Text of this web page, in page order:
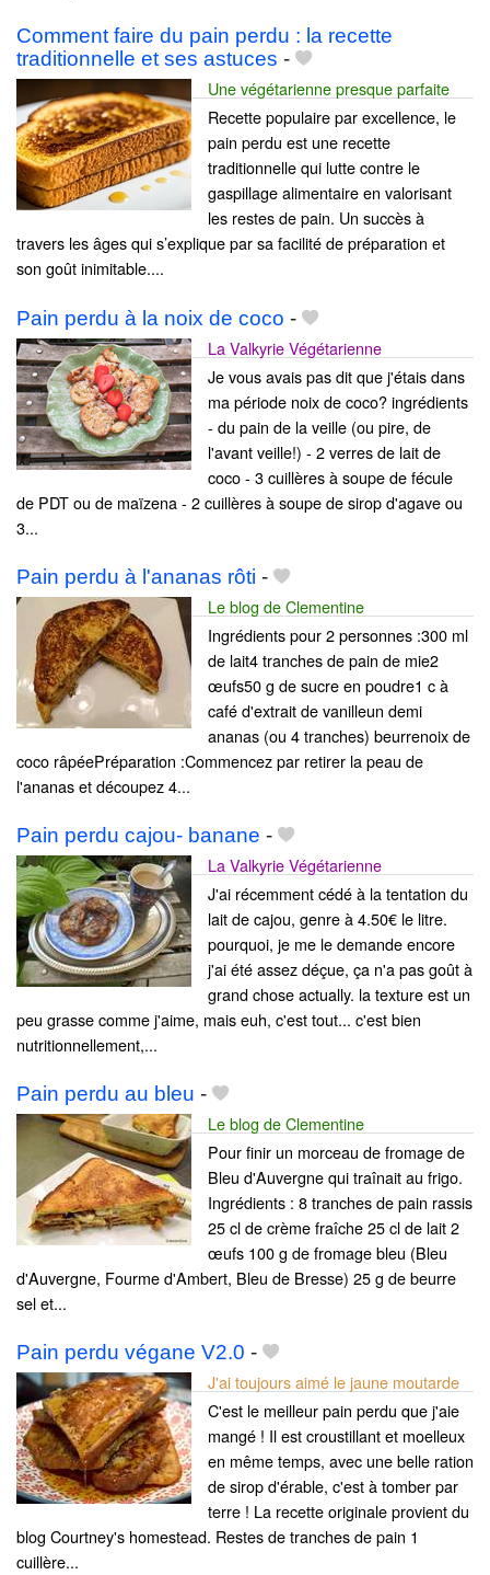
Comment faire du pain perdu : la recette
traditionnelle et ses astuces -
Une végétarienne presque parfaite
Recette populaire par excellence, le
pain perdu est une recette
traditionnelle qui lutte contre le
gaspillage alimentaire en valorisant
les restes de pain. Un succès à
travers les âges qui s’explique par sa facilité de préparation et
son goût inimitable....
Pain perdu à la noix de coco -
La Valkyrie Végétarienne
Je vous avais pas dit que j'étais dans
ma période noix de coco? ingrédients
- du pain de la veille (ou pire, de
l'avant veille!) - 2 verres de lait de
coco - 3 cuillères à soupe de fécule
de PDT ou de maïzena - 2 cuillères à soupe de sirop d'agave ou
3...
Pain perdu à l'ananas rôti -
Le blog de Clementine
Ingrédients pour 2 personnes :300 ml
de lait4 tranches de pain de mie2
œufs50 g de sucre en poudre1 c à
café d'extrait de vanilleun demi
ananas (ou 4 tranches) beurrenoix de
coco râpéePréparation :Commencez par retirer la peau de
l'ananas et découpez 4...
Pain perdu cajou- banane -
La Valkyrie Végétarienne
J'ai récemment cédé à la tentation du
lait de cajou, genre à 4.50€ le litre.
pourquoi, je me le demande encore
j'ai été assez déçue, ça n'a pas goût à
grand chose actually. la texture est un
peu grasse comme j'aime, mais euh, c'est tout... c'est bien
nutritionnellement,...
Pain perdu au bleu -
Le blog de Clementine
Pour finir un morceau de fromage de
Bleu d'Auvergne qui traînait au frigo.
Ingrédients : 8 tranches de pain rassis
25 cl de crème fraîche 25 cl de lait 2
œufs 100 g de fromage bleu (Bleu
d'Auvergne, Fourme d'Ambert, Bleu de Bresse) 25 g de beurre
sel et...
Pain perdu végane V2.0 -
J'ai toujours aimé le jaune moutarde
C'est le meilleur pain perdu que j'aie
mangé ! Il est croustillant et moelleux
en même temps, avec une belle ration
de sirop d'érable, c'est à tomber par
terre ! La recette originale provient du
blog Courtney's homestead. Restes de tranches de pain 1
cuillère...